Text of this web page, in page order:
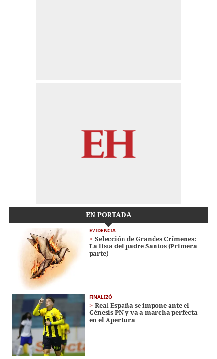
EN PORTADA
EVIDENCIA
Selección de Grandes Crímenes:
La lista del padre Santos (Primera
parte)
FINALIZÓ
Real España se impone ante el
Génesis PN y va a marcha perfecta
en el Apertura